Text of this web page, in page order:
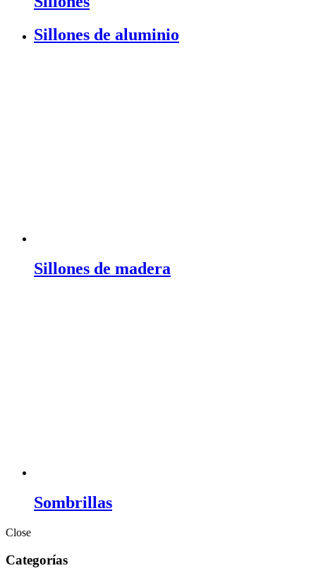
Sillones de aluminio
Sillones de madera
Sombrillas
Close
Categorías